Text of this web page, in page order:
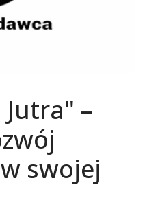
–
swojej